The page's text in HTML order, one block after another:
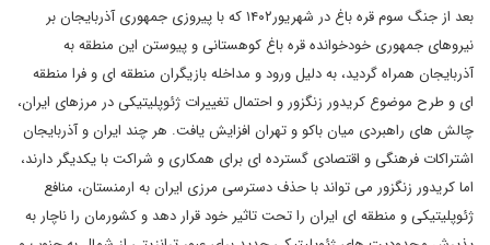
بعد از جنگ سوم قره باغ در شهریور۱۴۰۲ که با پیروزی جمهوری آذربایجان بر
نیروهای جمهوری خودخوانده قره باغ کوهستانی و پیوستن این منطقه به
آذربایجان همراه گردید، به دلیل ورود و مداخله بازیگران منطقه ای و فرا منطقه
ای و طرح موضوع کریدور زنگزور و احتمال تغییرات ژئوپلیتیکی در مرزهای ایران،
چالش های راهبردی میان باکو و تهران افزایش یافت. هر چند ایران و آذربایجان
اشتراکات فرهنگی و اقتصادی گسترده ای برای همکاری و شراکت با یکدیگر دارند،
اما کریدور زنگزور می تواند با حذف دسترسی مرزی ایران به ارمنستان، منافع
ژئوپلیتیکی و منطقه ای ایران را تحت تاثیر خود قرار دهد و کشورمان را ناچار به